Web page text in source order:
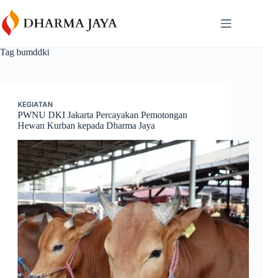
to
content
Tag bumddki
KEGIATAN
PWNU DKI Jakarta Percayakan Pemotongan
Hewan Kurban kepada Dharma Jaya